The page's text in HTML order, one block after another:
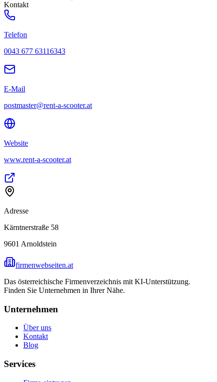
Kontakt
Telefon
0043 677 63116343
E-Mail
postmaster@rent-a-scooter.at
Website
www.rent-a-scooter.at
Adresse
Kärntnerstraße 58
9601 Arnoldstein
firmenwebseiten.at
Das österreichische Firmenverzeichnis mit KI-Unterstützung.
Finden Sie Unternehmen in Ihrer Nähe.
Unternehmen
Über uns
Kontakt
Blog
Services